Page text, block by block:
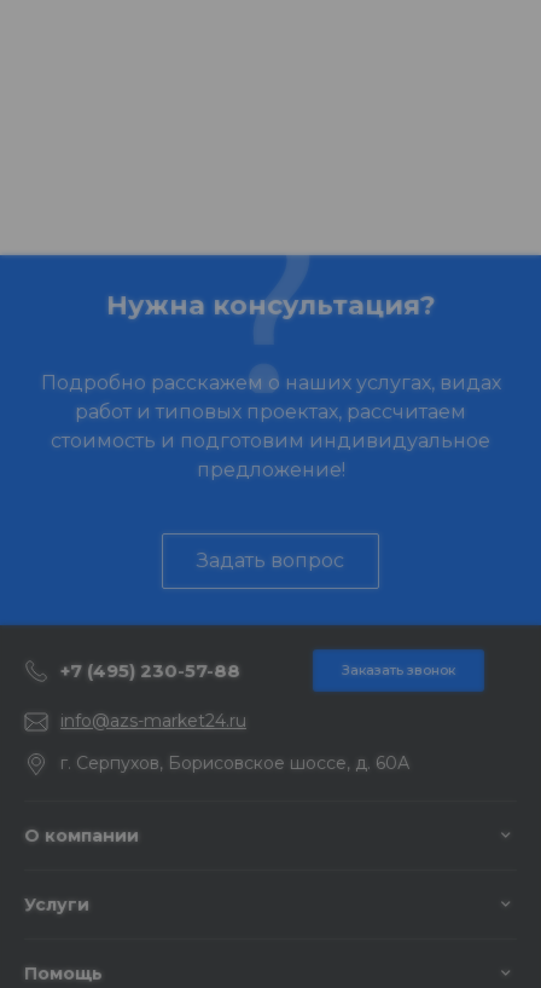
Нужна консультация?
Подробно расскажем о наших услугах, видах
работ и типовых проектах, рассчитаем
стоимость и подготовим индивидуальное
предложение!
Задать вопрос
+7 (495) 230-57-88 Заказать звонок
info@azs-market24.ru
г. Серпухов, Борисовское шоссе, д. 60А
О компании
Услуги
Помощь